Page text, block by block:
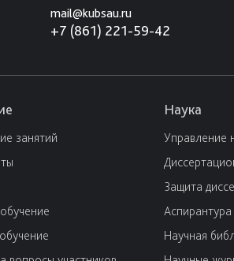
mail@kubsau.ru
+7 (861) 221-59-42
занятий
Наука
Управление
Защита
Аспирантура
Научная